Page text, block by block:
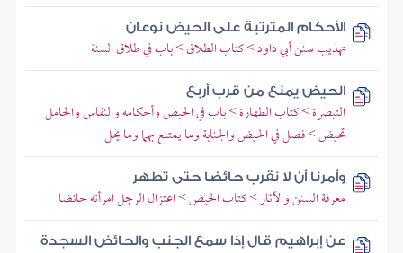
الأحكام المترتبة على الحيض نوعان
تهذيب سنن أبي داود > كتاب الطلاق > باب في طلاق السنة
الحيض يمنع من قرب أربع
التبصرة > كتاب الطهارة > باب في الحيض وأحكامه والنفاس والحامل
تحيض > فصل في الحيض والجنابة وما يمتنع بهما وما يحل
وأمرنا أن لا نقرب حائضا حتى تطهر
معرفة السنن والآثار > كتاب الحيض > اعتزال الرجل امرأته حائضا
عن إبراهيم قال إذا سمع الجنب والحائض السجدة